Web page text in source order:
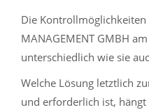
Die Kontrollmöglichkeiten
MANAGEMENT GMBH
unterschiedlich wie sie
Welche Lösung letztlich
und erforderlich ist,